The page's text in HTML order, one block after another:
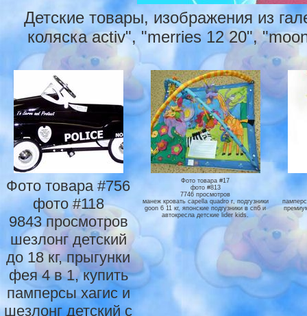
Детские товары, изображения из
коляска activ", "merries 12 20",
Фото товара #756
фото #118
9843 просмотров
шезлонг детский
до 18 кг, прыгунки
фея 4 в 1, купить
памперсы хагис и
шезлонг детский с
Фото товара #17
фото #813
7746 просмотров
манеж кровать capella quadro r, подгузники
goon 6 11 кг, японские подгузники в спб и
автокресла детские lider kids.